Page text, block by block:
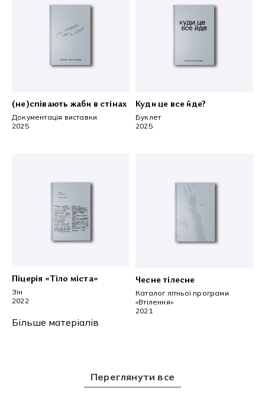
Переглянути все
(не)співають жаби в стінах
Документація виставки
2025
Куди це все йде?
Буклет
2025
Піцерія «Тіло міста»
Зін
2022
Чесне тілесне
Каталог літньої програми
«Втілення»
2021
Більше матеріалів